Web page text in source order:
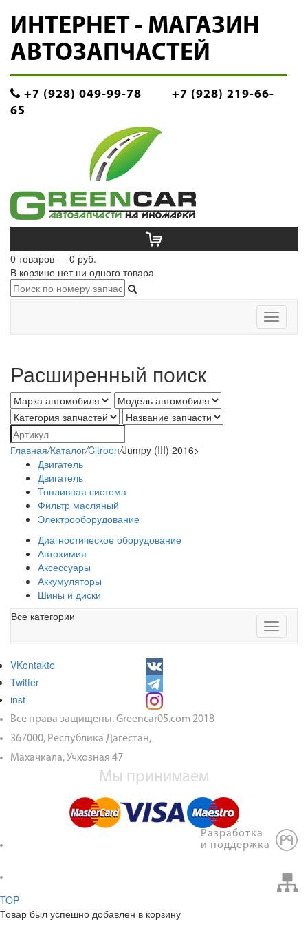
ИНТЕРНЕТ - МАГАЗИН
АВТОЗАПЧАСТЕЙ
+7 (928) 049-99-78
+7 (928) 219-66-
65
0 товаров — 0 руб.
В корзине нет ни одного товара
Toggle
Расширенный поиск
Главная/Каталог/Citroen/Jumpy (III) 2016>
Двигатель
Двигатель
Топливная система
Фильтр масляный
Электрооборудование
Диагностическое оборудование
Автохимия
Аксессуары
Аккумуляторы
Шины и диски
Toggle
Все категории
VKontakte
Twitter
inst
Все права защищены. Greencar05.com 2018
367000, Республика Дагестан,
Махачкала, Учхозная 47
Мы принимаем
Разработка
и поддержка
TOP
Товар был успешно добавлен в корзину